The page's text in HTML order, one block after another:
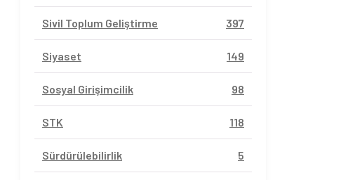
Sivil Toplum Geliştirme 397
Siyaset 149
Sosyal Girişimcilik 98
STK 118
Sürdürülebilirlik 5